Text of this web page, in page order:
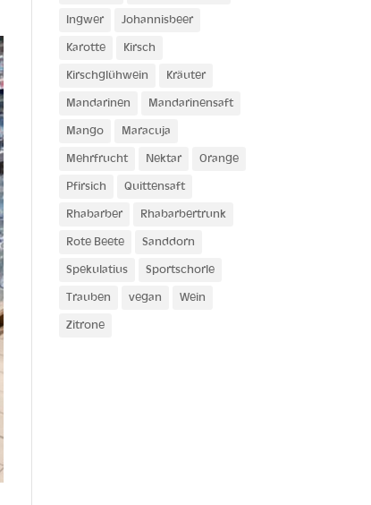
Ingwer Johannisbeer
Karotte Kirsch
Kirschglühwein Kräuter
Mandarinen Mandarinensaft
Mango Maracuja
Mehrfrucht Nektar Orange
Pfirsich Quittensaft
Rhabarber Rhabarbertrunk
Rote Beete Sanddorn
Spekulatius Sportschorle
Trauben vegan Wein
Zitrone